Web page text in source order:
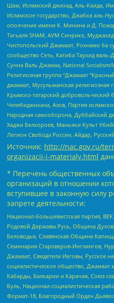
Шам, Исламский джихад, Аль-Каида,
Исламское государство, Джабха аль-
ополчение имени К. Минина и Д.
Тагьаля SHAM, АУМ Синрике,
Чистопольский Джамаат, Рохнамо ба
сообщество Сеть, Катиба Таухид
Сунна Валь Джамаа, National Socialism/
Религиозная группа “Джамаат
джамаат, Мусульманская религиозная
Крымско-татарский добровольческий
Челебиджихана, Азов, Партия
Народная самооборона, Дуббайский
Хаджи Белхороев, Маньяки Культ
Легион Свобода России, Айдар,
Источник: http://nac.gov.ru/
organizacii-i-materialy.html
* Перечень общественных
организаций в отношении
вступившее в законную силу
запрете деятельности:
Национал-большевистская партия,
Родовой Державы Русь, Община
Беловодья, Славянская Община
Семинария Староверов-Инглингов,
Джамаат, Свидетели Иеговы, Русское
социалистическое общество,
Кабарды, Балкарии и Карачая, Союз
Буль, Национал-социалистическая
Формат-18, Благородный Орден